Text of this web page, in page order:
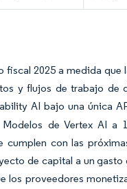
2025 a medida que
y flujos de trabajo de
AI bajo una única
de Vertex AI a
con las
de capital a un
los proveedores